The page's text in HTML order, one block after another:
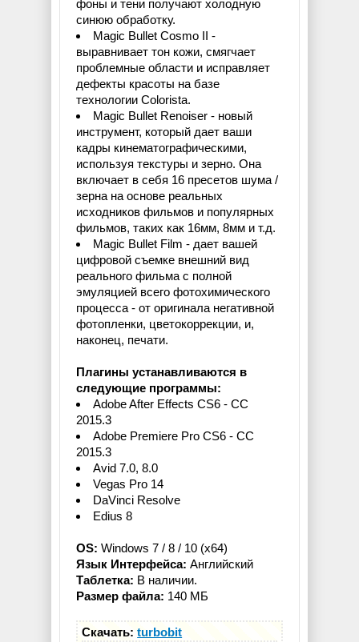
фоны и тени получают холодную
синюю обработку.
Magic Bullet Cosmo II -
выравнивает тон кожи, смягчает
проблемные области и исправляет
дефекты красоты на базе
технологии Colorista.
Magic Bullet Renoiser - новый
инструмент, который дает ваши
кадры кинематографическими,
используя текстуры и зерно. Она
включает в себя 16 пресетов шума /
зерна на основе реальных
исходников фильмов и популярных
фильмов, таких как 16мм, 8мм и т.д.
Magic Bullet Film - дает вашей
цифровой съемке внешний вид
реального фильма с полной
эмуляцией всего фотохимического
процесса - от оригинала негативной
фотопленки, цветокоррекции, и,
наконец, печати.
Плагины устанавливаются в
следующие программы:
Adobe After Effects CS6 - CC
2015.3
Adobe Premiere Pro CS6 - CC
2015.3
Avid 7.0, 8.0
Vegas Pro 14
DaVinci Resolve
Edius 8
OS: Windows 7 / 8 / 10 (x64)
Язык Интерфейса: Английский
Таблетка: В наличии.
Размер файла: 140 МБ
Скачать:turbobit